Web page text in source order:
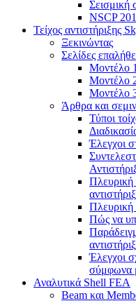
Σεισμική
NSCP
Τείχος αντιστήριξης
Ξεκινώντας
Σελίδες
Μοντέλο
Μοντέλο
Μοντέλο
Άρθρα και
Τύποι
Έλεγχοι
Πλευρική
Πλευρική
Πώς να
Έλεγχοι
σύμφωνα
Αναλυτικά Shell FEA
Beam και